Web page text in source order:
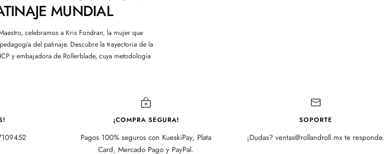
MUNDIAL
celebramos a Kris Fondran, la mujer que
del patinaje. Descubre la trayectoria de la
y embajadora de Rollerblade, cuya metodología
¡COMPRA SEGURA!
Pagos 100% seguros con KueskiPay, Plata
Card, Mercado Pago y PayPal.
SOPORTE
¡Dudas? ventas@rollandroll.mx te responde.